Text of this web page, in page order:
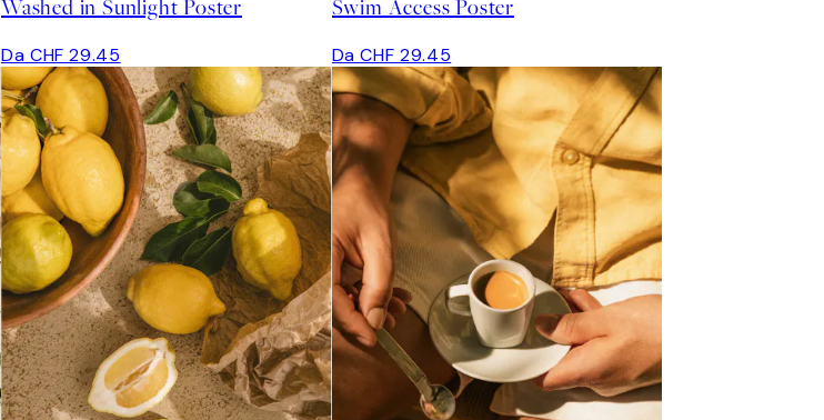
Washed in Sunlight Poster
Da CHF 29.45
Swim Access Poster
Da CHF 29.45